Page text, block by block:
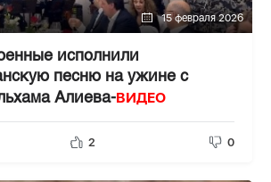
15 февраля 2026
исполнили
песню на ужине с
Алиева-ВИДЕО
2 0